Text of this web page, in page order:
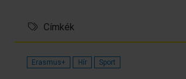
Címkék
Erasmus+ Hír Sport